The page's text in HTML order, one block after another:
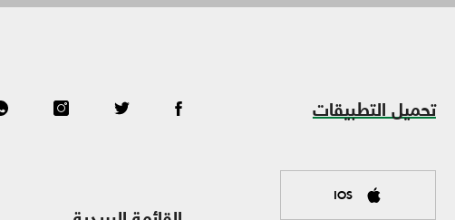
تحميل التطبيقات
IOS